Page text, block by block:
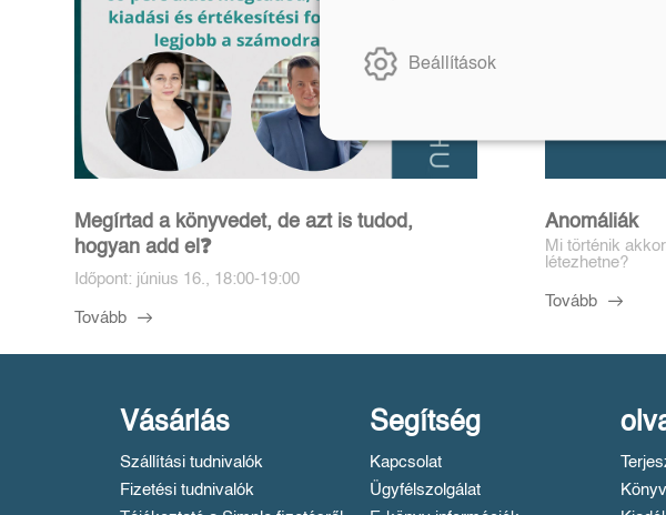
Megírtad a könyvedet, de azt is tudod,
hogyan add el❓️
Időpont: június 16., 18:00-19:00
Tovább
Anomáliák
Mi történik
létezhetne?
Tovább
Vásárlás
Szállítási tudnivalók
Fizetési tudnivalók
Segítség
Kapcsolat
Ügyfélszolgálat
Beállítások